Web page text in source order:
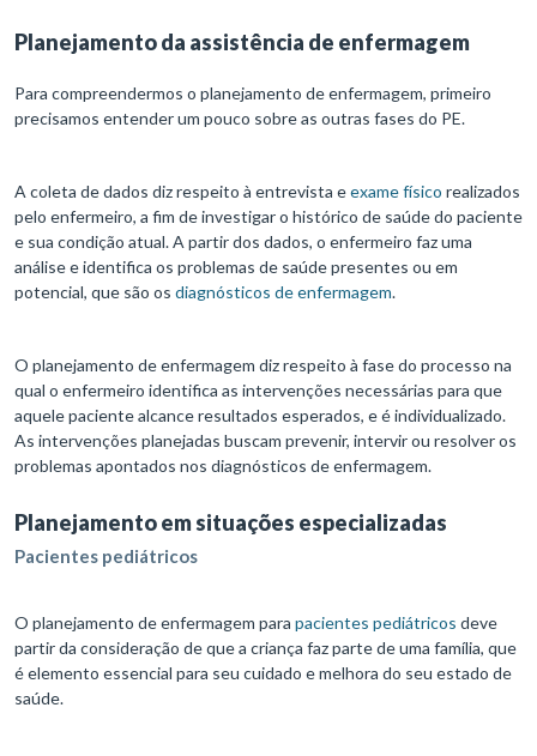
Planejamento da assistência de enfermagem
Para compreendermos o planejamento de enfermagem, primeiro
precisamos entender um pouco sobre as outras fases do PE.
A coleta de dados diz respeito à entrevista eexame físico realizados
pelo enfermeiro, a fim de investigar o histórico de saúde do paciente
e sua condição atual. A partir dos dados, o enfermeiro faz uma
análise e identifica os problemas de saúde presentes ou em
potencial, que são os diagnósticos de enfermagem.
O planejamento de enfermagem diz respeito à fase do processo na
qual o enfermeiro identifica as intervenções necessárias para que
aquele paciente alcance resultados esperados, e é individualizado.
As intervenções planejadas buscam prevenir, intervir ou resolver os
problemas apontados nos diagnósticos de enfermagem.
Planejamento em situações especializadas
Pacientes pediátricos
O planejamento de enfermagem para pacientes pediátricos deve
partir da consideração de que a criança faz parte de uma família, que
é elemento essencial para seu cuidado e melhora do seu estado de
saúde.